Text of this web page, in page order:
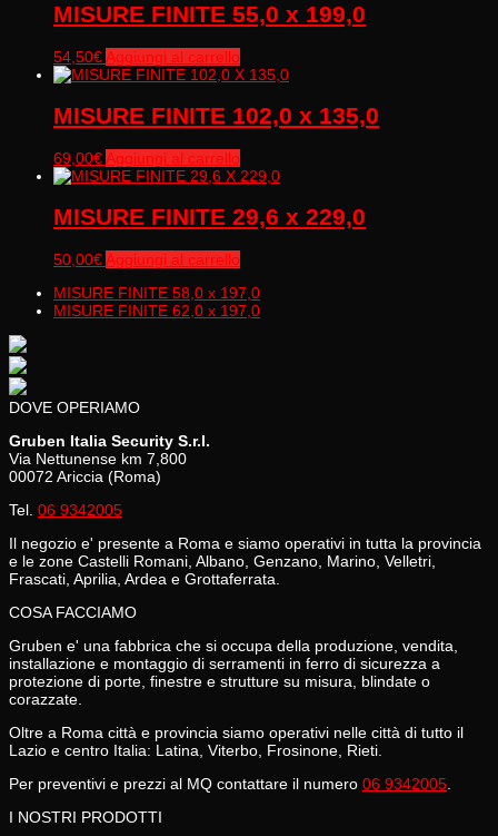
MISURE FINITE 55,0 x 199,0
54,50€ Aggiungi al carrello
MISURE FINITE 102,0 x 135,0
69,00€ Aggiungi al carrello
MISURE FINITE 29,6 x 229,0
50,00€ Aggiungi al carrello
MISURE FINITE 58,0 x 197,0
MISURE FINITE 62,0 x 197,0
DOVE OPERIAMO
Gruben Italia Security S.r.l.
Via Nettunense km 7,800
00072 Ariccia (Roma)
Tel. 06 9342005
Il negozio e' presente a Roma e siamo operativi in tutta la provincia
e le zone Castelli Romani, Albano, Genzano, Marino, Velletri,
Frascati, Aprilia, Ardea e Grottaferrata.
COSA FACCIAMO
Gruben e' una fabbrica che si occupa della produzione, vendita,
installazione e montaggio di serramenti in ferro di sicurezza a
protezione di porte, finestre e strutture su misura, blindate o
corazzate.
Oltre a Roma città e provincia siamo operativi nelle città di tutto il
Lazio e centro Italia: Latina, Viterbo, Frosinone, Rieti.
Per preventivi e prezzi al MQ contattare il numero 06 9342005
I NOSTRI PRODOTTI